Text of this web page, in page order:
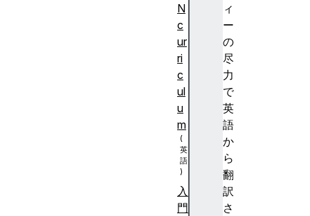
ィ
ー
の
尽
力
で
英
語
か
ら
翻
訳
さ
N
c
ur
ri
c
ul
u
m
入
門